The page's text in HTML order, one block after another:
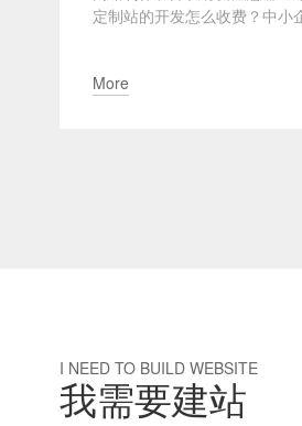
定制站的开发怎么收费？中小
More
I NEED TO BUILD WEBSITE
我需要建站